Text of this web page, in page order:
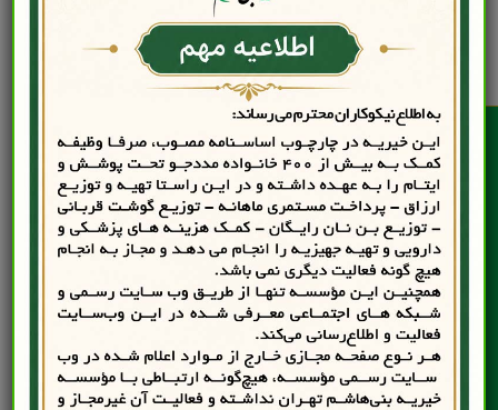
آخرین مقالات
چگونه به خیریه اعتماد کنیم
کمک به کودکان نیازمند
حمایت از خانواده‌ های نیازمند
کمپین خیرات برای مسافران آسمانی
کمپین دوشنبه ‌های مهربانی
کمپین نان مهربانی